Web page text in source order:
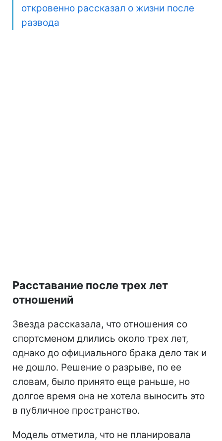
откровенно рассказал о жизни после
развода
Расставание после трех лет
отношений
Звезда рассказала, что отношения со
спортсменом длились около трех лет,
однако до официального брака дело так и
не дошло. Решение о разрыве, по ее
словам, было принято еще раньше, но
долгое время она не хотела выносить это
в публичное пространство.
Модель отметила, что не планировала